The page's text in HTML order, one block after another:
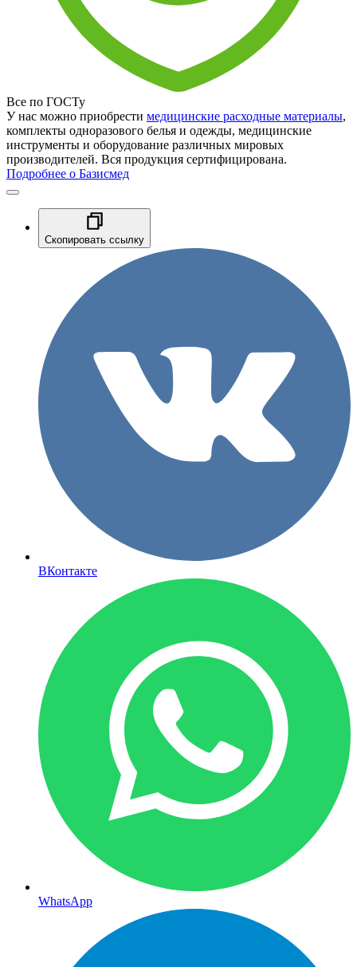
Все по ГОСТу
У нас можно приобрести медицинские расходные материалы,
комплекты одноразового белья и одежды, медицинские
инструменты и оборудование различных мировых
производителей. Вся продукция сертифицирована.
Подробнее о Базисмед
Скопировать ссылку
ВКонтакте
WhatsApp